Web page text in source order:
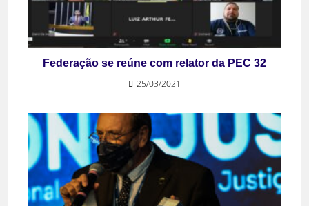
Federação se reúne com relator da PEC 32
25/03/2021